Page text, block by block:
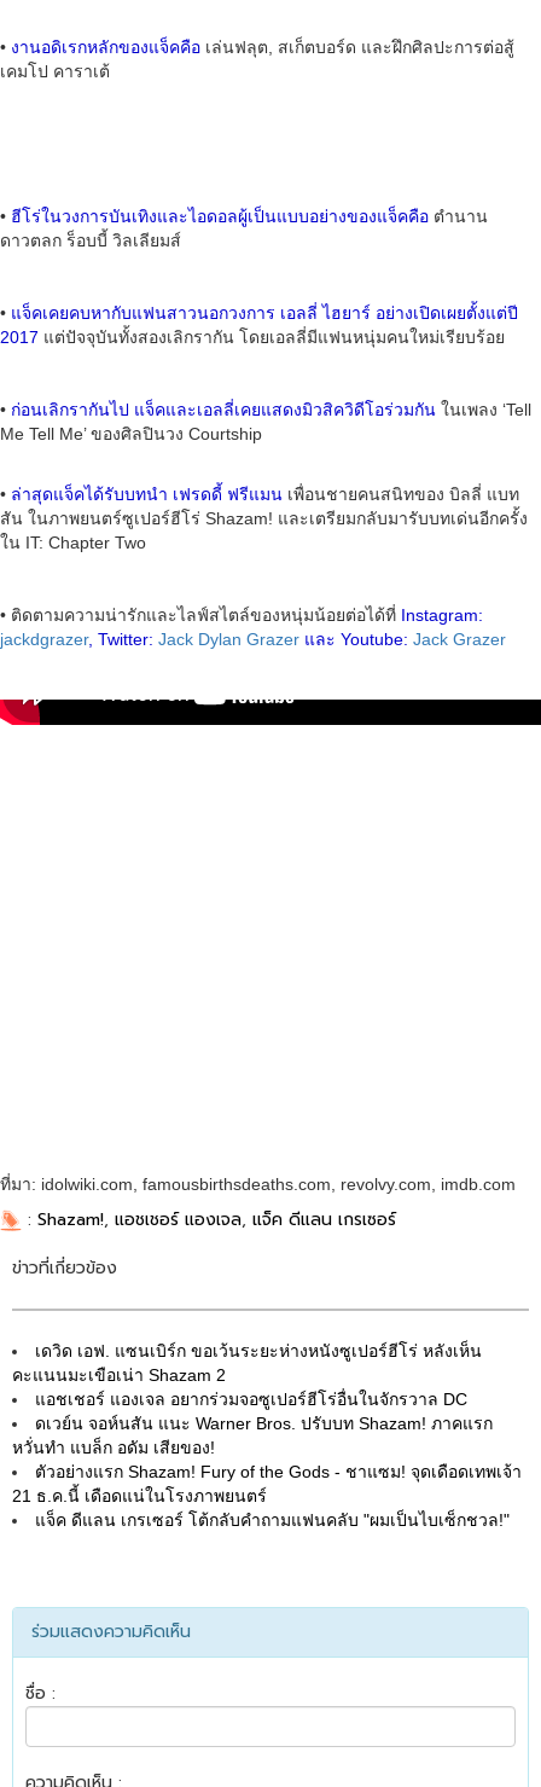
• งานอดิเรกหลักของแจ็คคือ เล่นฟลุต, สเก็ตบอร์ด และฝึกศิลปะการต่อสู้
เคมโป คาราเต้
• ฮีโร่ในวงการบันเทิงและไอดอลผู้เป็นแบบอย่างของแจ็คคือ ตำนาน
ดาวตลก ร็อบบี้ วิลเลียมส์
• แจ็คเคยคบหากับแฟนสาวนอกวงการ เอลลี่ ไฮยาร์ อย่างเปิดเผยตั้งแต่ปี
2017 แต่ปัจจุบันทั้งสองเลิกรากัน โดยเอลลี่มีแฟนหนุ่มคนใหม่เรียบร้อย
• ก่อนเลิกรากันไป แจ็คและเอลลี่เคยแสดงมิวสิควิดีโอร่วมกัน ในเพลง ‘Tell
Me Tell Me’ ของศิลปินวง Courtship
• ล่าสุดแจ็คได้รับบทนำ เฟรดดี้ ฟรีแมน เพื่อนชายคนสนิทของ บิลลี่ แบท
สัน ในภาพยนตร์ซูเปอร์ฮีโร่ Shazam! และเตรียมกลับมารับบทเด่นอีกครั้ง
ใน IT: Chapter Two
• ติดตามความน่ารักและไลฟ์สไตล์ของหนุ่มน้อยต่อได้ที่ Instagram:
jackdgrazer, Twitter: Jack Dylan Grazer และ Youtube: Jack Grazer
ที่มา: idolwiki.com, famousbirthsdeaths.com, revolvy.com, imdb.com
: Shazam!, แอชเชอร์ แองเจล, แจ็ค ดีแลน เกรเซอร์
ข่าวที่เกี่ยวข้อง
เดวิด เอฟ. แซนเบิร์ก ขอเว้นระยะห่างหนังซูเปอร์ฮีโร่ หลังเห็น
คะแนนมะเขือเน่า Shazam 2
แอชเชอร์ แองเจล อยากร่วมจอซูเปอร์ฮีโร่อื่นในจักรวาล DC
ดเวย์น จอห์นสัน แนะ Warner Bros. ปรับบท Shazam! ภาคแรก
หวั่นทำ แบล็ก อดัม เสียของ!
ตัวอย่างแรก Shazam! Fury of the Gods - ชาแซม! จุดเดือดเทพเจ้า
21 ธ.ค.นี้ เดือดแน่ในโรงภาพยนตร์
แจ็ค ดีแลน เกรเซอร์ โต้กลับคำถามแฟนคลับ "ผมเป็นไบเซ็กชวล!"
ร่วมแสดงความคิดเห็น
ชื่อ :